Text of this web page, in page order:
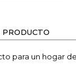
para un hogar